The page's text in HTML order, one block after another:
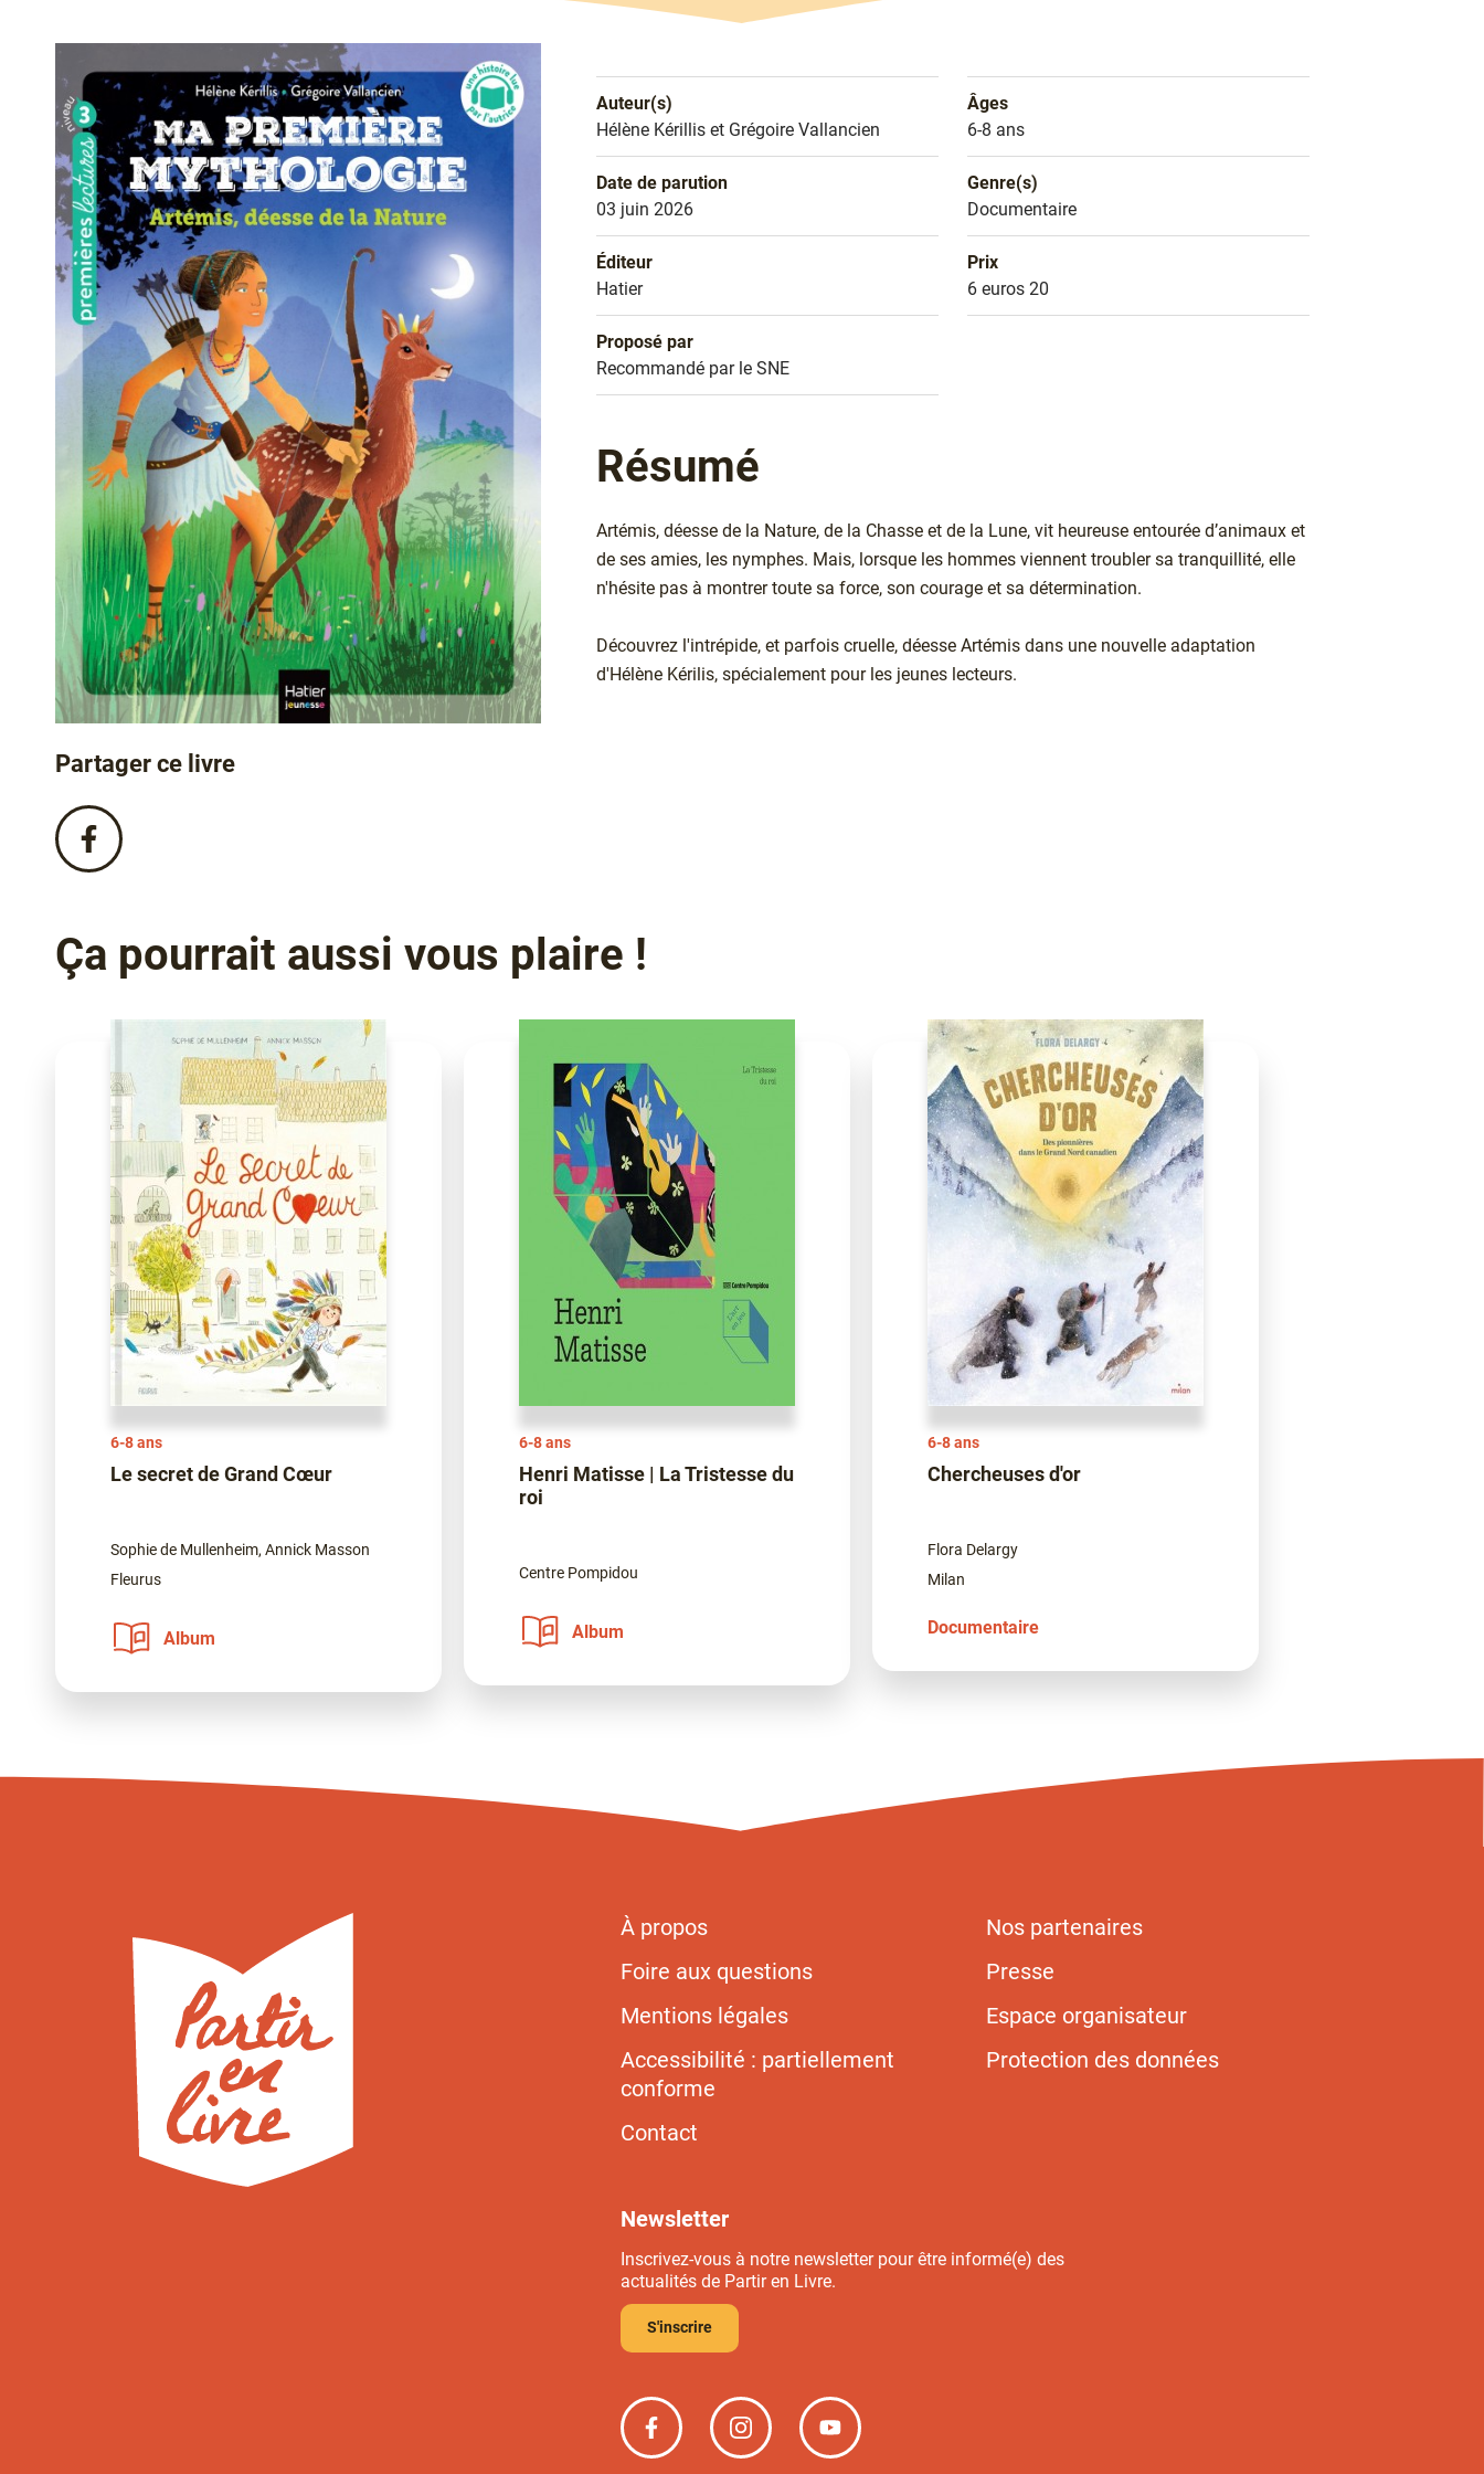
Partager ce livre
Partagez
ce
!
Auteur(s)
Nom de l'auteur
Hélène Kérillis et Grégoire Vallancien
Âges
Âges
6-8 ans
Date de parution
Date de parution
03 juin 2026
Genre(s)
Genre littéraire
Documentaire
Éditeur
Éditeur
Hatier
Prix
Prix
6 euros 20
Proposé par
Sélection
Recommandé par le SNE
Résumé
Artémis, déesse de la Nature, de la Chasse et de la Lune, vit heureuse entourée d’animaux et
de ses amies, les nymphes. Mais, lorsque les hommes viennent troubler sa tranquillité, elle
n'hésite pas à montrer toute sa force, son courage et sa détermination.
Découvrez l'intrépide, et parfois cruelle, déesse Artémis dans une nouvelle adaptation
d'Hélène Kérilis, spécialement pour les jeunes lecteurs.
Ça pourrait aussi vous plaire !
6-8 ans
Le secret de Grand Cœur
Sophie de Mullenheim, Annick Masson
Fleurus
Album
6-8 ans
Henri Matisse | La Tristesse du
roi
Centre Pompidou
Album
6-8 ans
Chercheuses d'or
Flora Delargy
Milan
Documentaire
À propos
Nos partenaires
Foire aux questions
Presse
Mentions légales
Espace organisateur
Accessibilité : partiellement
conforme
Protection des données
Contact
Newsletter
Inscrivez-vous à notre newsletter pour être informé(e) des
actualités de Partir en Livre.
S'inscrire
Partir
en
Partir
en
Partir
en